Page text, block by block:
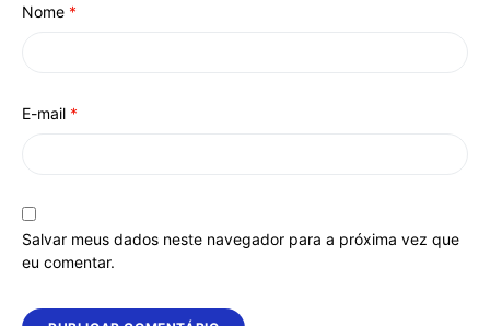
Nome *
E-mail *
Salvar meus dados neste navegador para a próxima vez que
eu comentar.